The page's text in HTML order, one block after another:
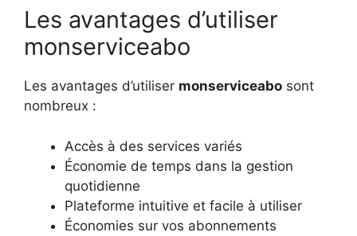
Les avantages d’utiliser
monserviceabo
Les avantages d’utiliser monserviceabo sont
nombreux :
Accès à des services variés
Économie de temps dans la gestion
quotidienne
Plateforme intuitive et facile à utiliser
Économies sur vos abonnements